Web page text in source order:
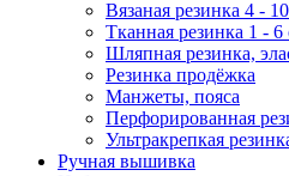
Вязаная резинка 4 -
Тканная резинка 1 - 6
Шляпная резинка,
Резинка продёжка
Манжеты, пояса
Перфорированная
Ультракрепкая
Ручная вышивка